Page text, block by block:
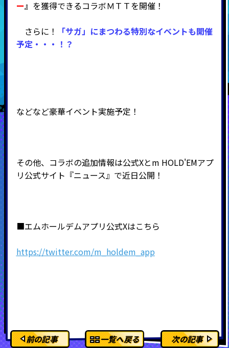
ー』 を獲得できるコラボＭＴＴを開催！
さらに！
「サガ」にまつわる特別なイベントも開催
予定・・・！？
などなど豪華イベント実施予定！
その他、コラボの追加情報は公式Xとm HOLD'EMアプ
リ公式サイト『ニュース』で近日公開！
■エムホールデムアプリ公式Xはこちら
https://twitter.com/m_holdem_app
前の記事 一覧へ戻る 次の記事